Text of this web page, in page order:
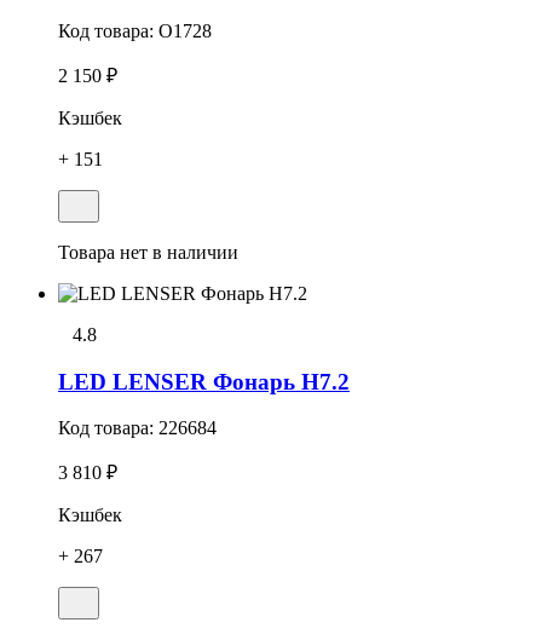
Код товара: O1728
2 150 ₽
Кэшбек
+ 151
Товара нет в наличии
4.8
LED LENSER Фонарь H7.2
Код товара: 226684
3 810 ₽
Кэшбек
+ 267